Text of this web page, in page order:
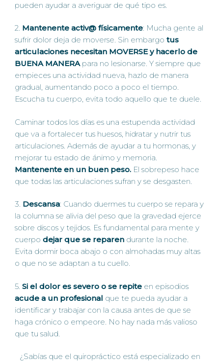
pueden ayudar a averiguar de qué tipo es.
2. Mantenente activ@ físicamente: Mucha gente al
sufrir dolor deja de moverse. Sin embargo tus
articulaciones necesitan MOVERSE y hacerlo de
BUENA MANERApara no lesionarse. Y siempre que
empieces una actividad nueva, hazlo de manera
gradual, aumentando poco a poco el tiempo.
Escucha tu cuerpo, evita todo aquello que te duele.
Caminar todos los días es una estupenda actividad
que va a fortalecer tus huesos, hidratar y nutrir tus
articulaciones. Además de ayudar a tu hormonas, y
mejorar tu estado de ánimo y memoria.
Mantenente en un buen peso. El sobrepeso hace
que todas las articulaciones sufran y se desgasten.
3. Descansa: Cuando duermes tu cuerpo se repara y
la columna se alivia del peso que la gravedad ejerce
sobre discos y tejidos. Es fundamental para mente y
cuerpo dejar que se reparen durante la noche.
Evita dormir boca abajo o con almohadas muy altas
o que no se adaptan a tu cuello.
5. Si el dolor es severo o se repite en episodios
acude a un profesional que te pueda ayudar a
identificar y trabajar con la causa antes de que se
haga crónico o empeore. No hay nada más valioso
que tu salud.
¿Sabías que el quiropráctico está especializado en